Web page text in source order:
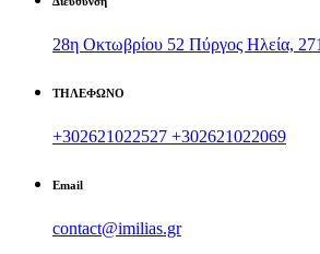
28η Οκτωβρίου 52 Πύργος Ηλεία,
ΤΗΛΕΦΩΝΟ
+302621022527 +302621022069
Email
contact@imilias.gr